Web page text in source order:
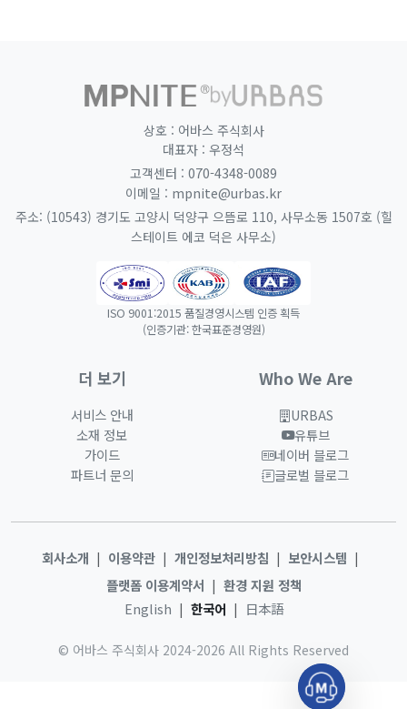
홈으로 이동 URBAS 공식 웹사이트 (새
상호 : 어바스 주식회사
대표자 : 우정석
고객센터 : 070-4348-0089
이메일 : mpnite@urbas.kr
주소: (10543) 경기도 고양시 덕양구 으뜸로 110, 사무소동 1507호 (힐
스테이트 에코 덕은 사무소)
ISO 9001:2015 품질경영시스템 인증 획득
(인증기관: 한국표준경영원)
더 보기
서비스 안내
소재 정보
가이드
파트너 문의
Who We Are
URBAS
새 창에서 열림
유튜브
새 창에서 열림
네이버 블로그
새 창에서 열림
글로벌 블로그
새 창에서 열림
회사소개 | 이용약관 | 개인정보처리방침 | 보안시스템 |
플랫폼 이용계약서 | 환경 지원 정책
English | 한국어 | 日本語
© 어바스 주식회사 2024-2026 All Rights Reserved